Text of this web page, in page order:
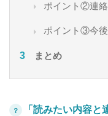
ポイント②連
ポイント③今後
まとめ
？ 「読みたい内容